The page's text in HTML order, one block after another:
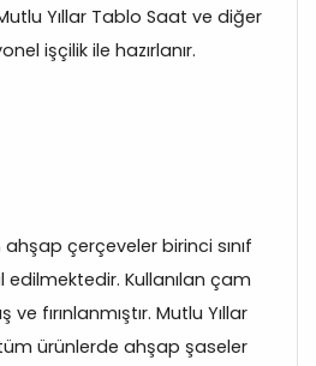
Yıllar Tablo Saat ve diğer
işçilik ile hazırlanır.
çerçeveler birinci sınıf
Kullanılan çam
fırınlanmıştır. Mutlu Yıllar
ürünlerde ahşap şaseler